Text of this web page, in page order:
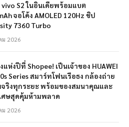
vivo S2 ในอินเดียพร้อมแบต
จอโค้ง AMOLED 120Hz ชิป
7360 Turbo
ม 2026
แห่งปีที่ Shopee! เป็นเจ้าของ HUAWEI
Series สมาร์ทโฟนเรือธง กล้องถ่าย
ริงทุกระยะ พร้อมของสมนาคุณและ
ษสุดคุ้มห้ามพลาด
ม 2026